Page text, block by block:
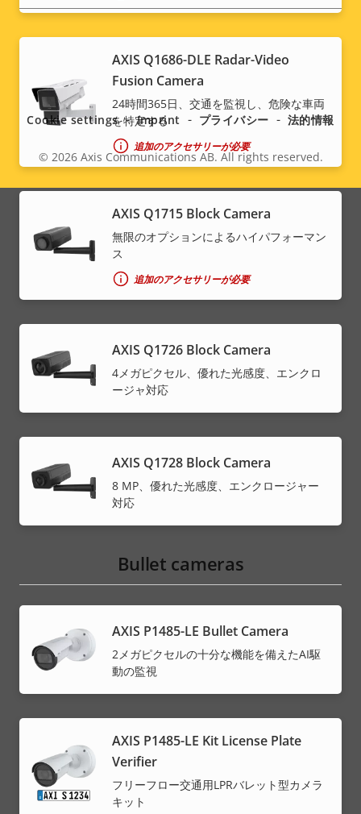
AXIS Q1686-DLE Radar-Video
Fusion Camera
24時間365日、交通を監視し、危険な車両
を特定する
追加のアクセサリーが必要
AXIS Q1715 Block Camera
無限のオプションによるハイパフォーマン
ス
追加のアクセサリーが必要
AXIS Q1726 Block Camera
4メガピクセル、優れた光感度、エンクロ
ージャ対応
AXIS Q1728 Block Camera
8 MP、優れた光感度、エンクロージャー
対応
Bullet cameras
AXIS P1485-LE Bullet Camera
2メガピクセルの十分な機能を備えたAI駆
動の監視
AXIS P1485-LE Kit License Plate
Verifier
フリーフロー交通用LPRバレット型カメラ
キット
Social
menu
Legal
© 2026Axis Communications AB. All rights reserved.
Cookie settings Imprint プライバシー 法的情報